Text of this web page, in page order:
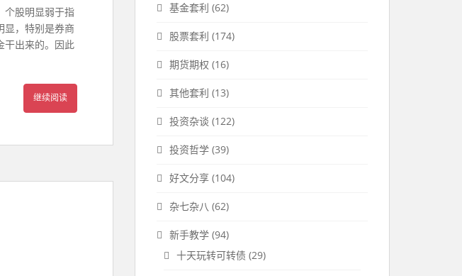
个股明显弱于指
显，特别是券商
干出来的。因此
继续阅读
基金套利 (62)
股票套利 (174)
期货期权 (16)
其他套利 (13)
投资杂谈 (122)
投资哲学 (39)
好文分享 (104)
杂七杂八 (62)
新手教学 (94)
十天玩转可转债 (29)